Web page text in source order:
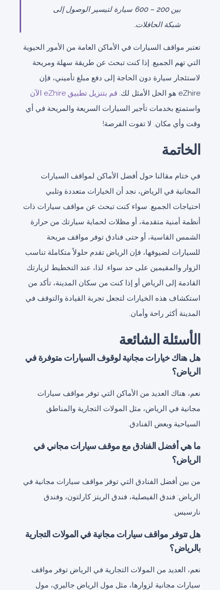
بين 200 – 600 سيارة لتيسير الوصول إلى
شبكة الحافلات.
تعتبر مواقف السيارات في الأماكن العامة من الأمور الحيوية
التي تهم الجميع. إذا كنت تبحث عن طريقة سهلة ومريحة
لاستئجار سيارة دون الحاجة إلى دفع مبلغ تأميني، فإن
eZhire هو الحل الأمثل لك.
قم بتنزيل تطبيق eZhire الآن
واستمتع بخدمات تأجير السيارات السريعة والمريحة في أي
وقت وأي مكان. لا تفوت الفرصة!
الخاتمة
في ختام مقالنا حول أفضل الأماكن لمواقف السيارات
المجانية في الرياض، نجد أن الخيارات متعددة وتلبي
احتياجات الجميع. سواء كنت تبحث عن مواقف سيارات ذات
أنظمة أمنية متقدمة، أو مظلات لحماية سيارتك من حرارة
الشمس القاسية، أو حتى فنادق توفر مواقف مريحة
للسيارات لضيوفها، فإن الرياض تقدم حلولاً متكاملة تناسب
الزوار والمقيمين على حد سواء. لذا، عند التخطيط لزيارتك
القادمة إلى الرياض أو إذا كنت من سكان المدينة، تأكد من
استكشاف هذه الخيارات لتجعل تجربة القيادة والتوقف في
المدينة أكثر راحة وأمان.
الأسئلة الشائعة
هل هناك خيارات مجانية لوقوف السيارات متوفرة في
الرياض؟
نعم، هناك العديد من الأماكن التي توفر مواقف سيارات
مجانية في الرياض، مثل المولات التجارية والمناطق
السياحية وبعض الفنادق.
ما هي أفضل الفنادق مع موقف سيارات مجاني في
الرياض؟
من بين أفضل الفنادق التي توفر مواقف سيارات مجانية في
الرياض: فندق الفيصلية، فندق الريتز كارلتون، وفندق
نارسيس.
هل تتوفر مواقف سيارات مجانية في المولات التجارية
بالرياض؟
نعم، العديد من المولات التجارية في الرياض توفر مواقف
سيارات مجانية لزوارها، مثل مول الرياض جاليري، مول